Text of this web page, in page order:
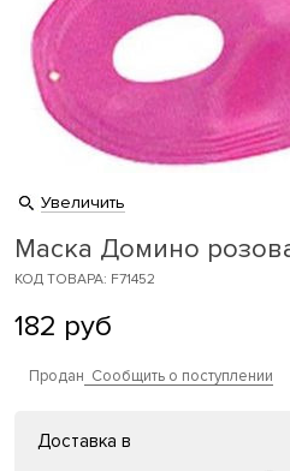
Увеличить
Маска Домино
КОД ТОВАРА: F71452
182 руб
Продан Сообщить о поступлении
Доставка в